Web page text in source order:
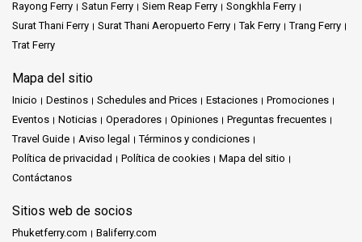
Rayong Ferry
Satun Ferry Siem Reap Ferry
Songkhla Ferry
Surat Thani Ferry
Surat Thani Aeropuerto Ferry Tak Ferry
Trang Ferry
Trat Ferry
Mapa del sitio
Inicio Destinos Schedules and Prices Estaciones
Promociones
Eventos
Noticias Operadores Opiniones
Preguntas frecuentes
Travel Guide
Aviso legal
Términos y condiciones
Política de privacidad
Política de cookies
Mapa del sitio
Contáctanos
Sitios web de socios
Phuketferry.com Baliferry.com